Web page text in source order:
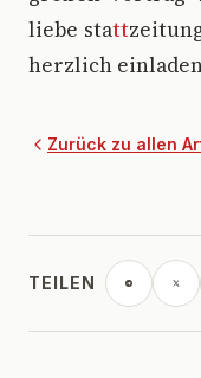
liebe statt
herzlich
Zurück zu allen
TEILEN